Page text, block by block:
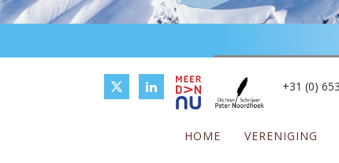
+31 (0)
HOME VERENIGING